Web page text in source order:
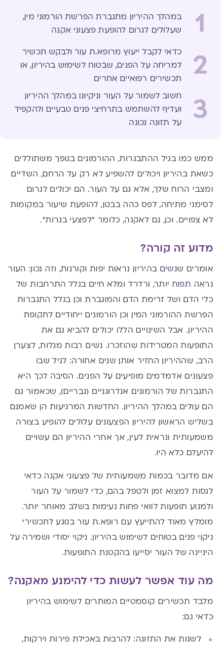
1
במהלך ההיריון מתגברת הפרשת הורמוני מין,
שעלולים לגרום להופעת פצעוני אקנה
2
כדאי לקבל ייעוץ מרופא.ת עור ולבקש תכשיר
למריחה על הפנים, שבטוח לשימוש בהיריון, או
תכשירים רפואיים אחרים
3
חשוב לשמור על העור וניקיונו במהלך ההיריון
ועדיף להשתמש בתרחיצי פנים טבעיים ולהקפיד
על תזונה נכונה
ממש כמו בגיל ההתבגרות, ההורמונים בגופך משתוללים
כשאת בהיריון ויכולים להשפיע לא רק על הרחם, השדיים
ומצבי הרוח שלך, אלא גם על העור. הם יכולים לגרום
לסימני מתיחה, לפס כהה בבטן, להופעת שיעור במקומות
לא צפויים. וכן, גם לאקנה, כלומר "לפצעי בגרות".
מדוע זה קורה?
אומרים שנשים בהיריון נראות יפות וקורנות, וזה נכון: העור
נראה תפוח יותר, ורדרד ומלא חיים בגלל התרחבות של
כלי הדם ושל זרימת הדם והמוגברת וכן בגלל התגברות
הפרשת ההורמוני המין וכן הורמונים ייחודיים לתקופת
ההיריון. אבל השינויים הללו יכולים להביא גם את
התופעות המטרידות שהוזכרו. נשים רבות מגלות, לצערן
הרב, שההיריון החזיר אותן שנים אחורה: לגיל שבו
פצעונים אדמדמים מופיעים על הפנים. הסיבה לכך היא
התגברות של הורמונים אנדרוגניים (גבריים), שכאמור גם
הם עולים במהלך ההיריון. החדשות המרגיעות הן שאמנם
בשליש הראשון להיריון הפצעונים עלולים להופיע בצורה
משמעותית ונראית לעין, אך אחרי ההיריון הם עשויים
להיעלם כלא היו.
אם מדובר בכמות משמעותית של פצעוני אקנה כדאי
לנסות למצוא זמן ולטפל בהם, כדי לשמור על העור
ולמנוע תופעות לוואי פחות נעימות בשלב מאוחר יותר.
מומלץ מאוד להתייעץ עם רופא.ת עור בנוגע לתכשירי
ניקוי פנים בטוחים לשימוש בהיריון. ניקוי יסודי ושמירה על
היגיינה של העור יסייעו בהקטנת התופעות.
מה עוד אפשר לעשות כדי להימנע מאקנה?
מלבד תכשירים קוסמטיים המותרים לשימוש בהיריון
כדאי גם:
לשנות את התזונה: להרבות באכילת פירות וירקות,